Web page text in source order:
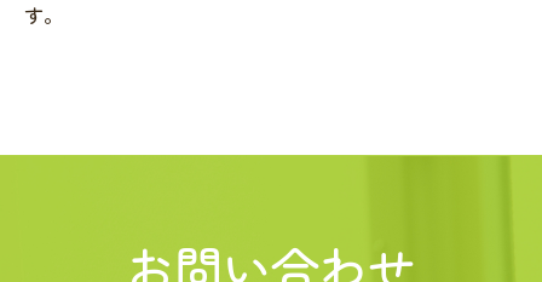
す。
お問い合わせ